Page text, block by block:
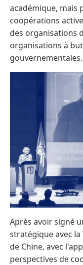
académique, mais
coopérations
des organisations
organisations à
gouvernementales.
Après avoir signé
stratégique avec la
de Chine, avec
perspectives de